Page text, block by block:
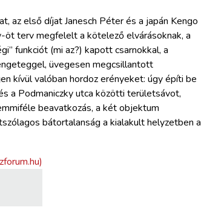
az első díjat Janesch Péter és a japán Kengo
terv megfelelt a kötelező elvárásoknak, a
funkciót (mi az?) kapott csarnokkal, a
üvegesen megcsillantott
kívül valóban hordoz erényeket: úgy építi be
a Podmaniczky utca közötti területsávot,
beavatkozás, a két objektum
bátortalanság a kialakult helyzetben a